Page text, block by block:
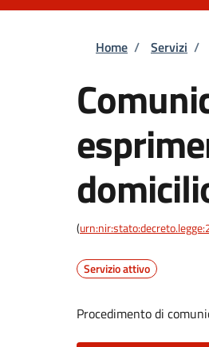
Briciole
Home / Servizi /
(
Servizio attivo
Procedimento di